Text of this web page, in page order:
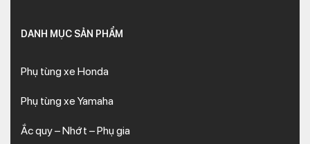
DANH MỤC SẢN PHẨM
Phụ tùng xe Honda
Phụ tùng xe Yamaha
Ắc quy – Nhớt – Phụ gia